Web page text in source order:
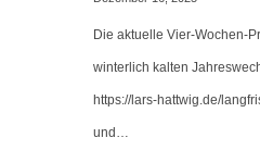
Die aktuelle Vier-Wochen-
winterlich kalten
https://lars-hattwig.de/
und…